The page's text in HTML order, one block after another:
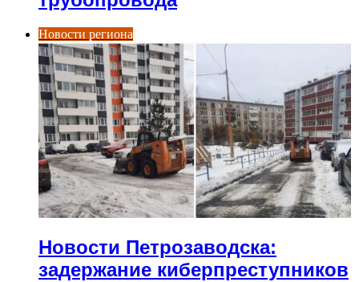
Новости региона
Новости Петрозаводска:
задержание киберпреступников